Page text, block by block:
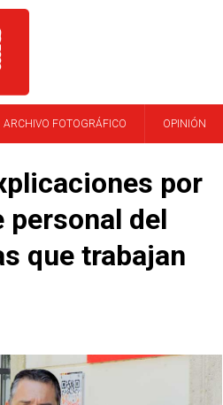
ARCHIVO FOTOGRÁFICO OPINIÓN
por
personal del
que trabajan